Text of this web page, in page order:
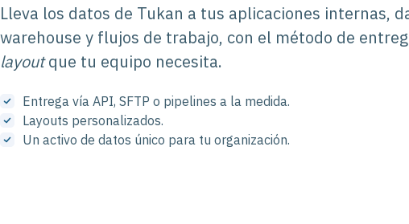
Lleva los datos de Tukan a tus aplicaciones internas,
warehouse y flujos de trabajo, con el método de
layoutque tu equipo necesita.
Entrega vía API, SFTP o pipelines a la medida.
Layouts personalizados.
Un activo de datos único para tu organización.